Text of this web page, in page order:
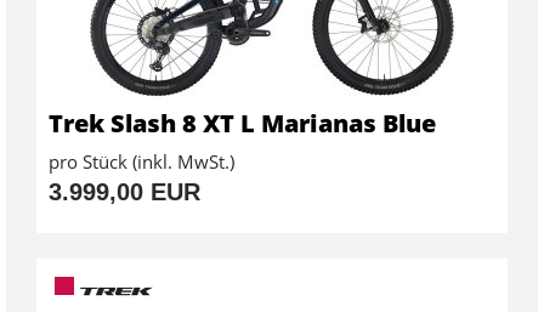
Trek Slash 8 XT L Marianas Blue
pro Stück (inkl. MwSt.)
3.999,00 EUR